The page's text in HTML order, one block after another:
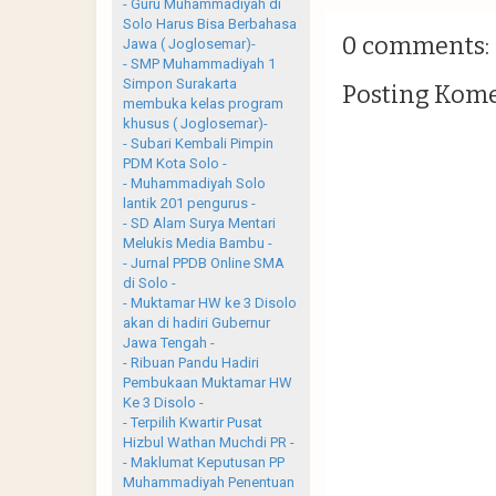
0 comments:
Posting
- Guru Muhammadiyah di
Solo Harus Bisa Berbahasa
Jawa ( Joglosemar)-
- SMP Muhammadiyah 1
Simpon Surakarta
membuka kelas program
khusus ( Joglosemar)-
- Subari Kembali Pimpin
PDM Kota Solo -
- Muhammadiyah Solo
lantik 201 pengurus -
- SD Alam Surya Mentari
Melukis Media Bambu -
- Jurnal PPDB Online SMA
di Solo -
- Muktamar HW ke 3 Disolo
akan di hadiri Gubernur
Jawa Tengah -
- Ribuan Pandu Hadiri
Pembukaan Muktamar HW
Ke 3 Disolo -
- Terpilih Kwartir Pusat
Hizbul Wathan Muchdi PR -
- Maklumat Keputusan PP
Muhammadiyah Penentuan